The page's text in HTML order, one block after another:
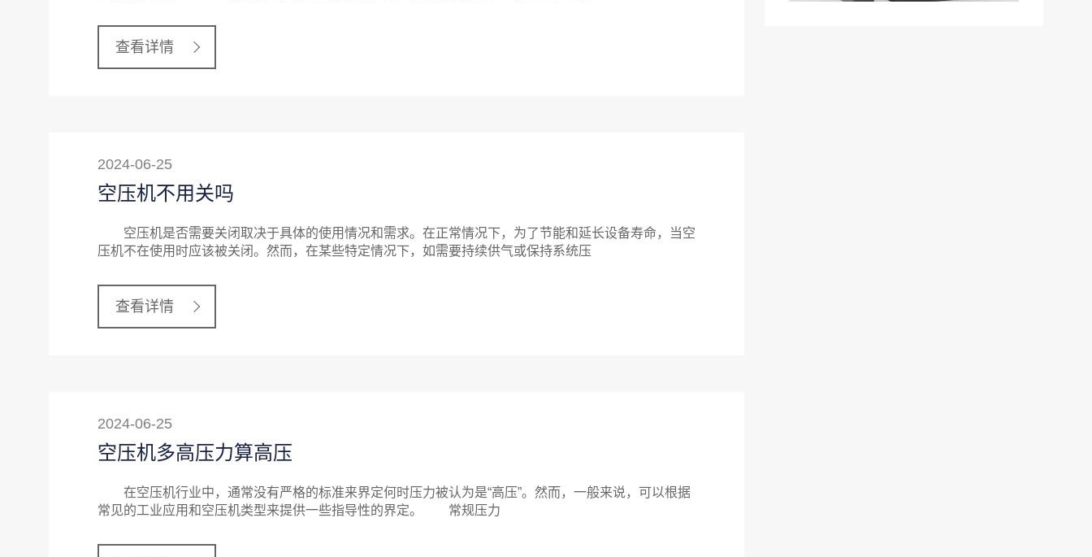
查看详情
2024-06-25
空压机不用关吗
空压机是否需要关闭取决于具体的使用情况和需求。在正常情况下，为了节能和延长设备寿命，当空
压机不在使用时应该被关闭。然而，在某些特定情况下，如需要持续供气或保持系统压
查看详情
2024-06-25
空压机多高压力算高压
在空压机行业中，通常没有严格的标准来界定何时压力被认为是“高压”。然而，一般来说，可以根据
常见的工业应用和空压机类型来提供一些指导性的界定。 常规压力